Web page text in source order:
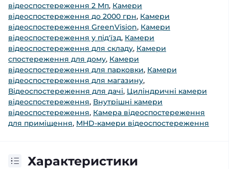
відеоспостереження 2 Мп, Камери
відеоспостереження до 2000 грн, Камери
відеоспостереження GreenVision, Камери
відеоспостереження у під'їзд, Камери
відеоспостереження для складу, Камери
спостереження для дому, Камери
відеоспостереження для парковки, Камери
відеоспостереження для магазину,
Відеоспостереження для дачі, Циліндричні камери
відеоспостереження, Внутрішні камери
відеоспостереження, Камера відеоспостереження
для приміщення, MHD-камери відеоспостереження
Характеристики